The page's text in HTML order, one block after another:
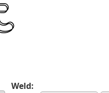
Weld: